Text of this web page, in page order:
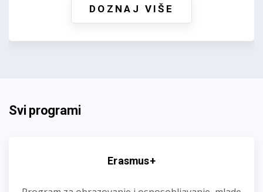
DOZNAJ VIŠE
Svi programi
Erasmus+